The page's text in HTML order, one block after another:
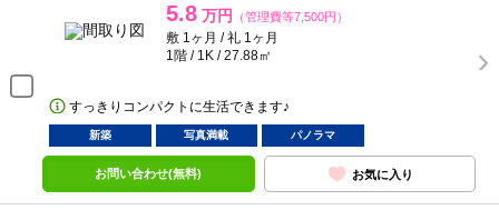
5.8 万円 （管理費等7,500円）
敷 1ヶ月 / 礼 1ヶ月
1階 / 1K / 27.88㎡
すっきりコンパクトに生活できます♪
新築 写真満載 パノラマ
お問い合わせ(無料) お気に入り